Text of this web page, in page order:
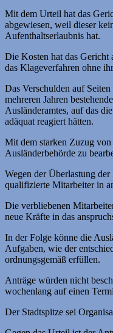
Mit dem Urteil hat das
abgewiesen, weil dieser
Aufenthaltserlaubnis hat.
Die Kosten hat das Gericht
das Klageverfahren ohne
Das Verschulden auf
mehreren Jahren
Ausländeramtes, auf das
adäquat reagiert hätten.
Mit dem starken Zuzug
Ausländerbehörde zu
Wegen der Überlastung
qualifizierte Mitarbeiter in
Die verbliebenen
neue Kräfte in das
In der Folge könne die
Aufgaben, wie der
ordnungsgemäß erfüllen.
Anträge würden nicht
wochenlang auf einen
Der Stadtspitze sei